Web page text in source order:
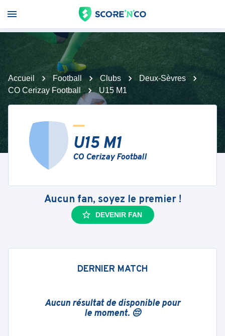
Accueil Football Clubs
Deux-Sèvres
CO Cerizay Football
U15 M1
U15 M1
CO Cerizay Football
Aucun fan, soyez le premier !
DEVENIR FAN
DERNIER MATCH
Aucun résultat de disponible pour
le moment. 😔